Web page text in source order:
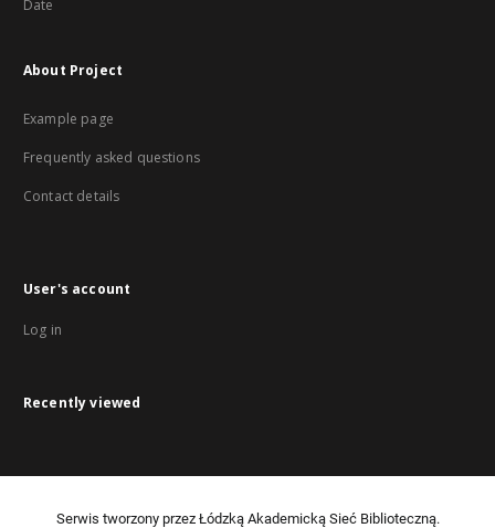
Date
About Project
Example page
Frequently asked questions
Contact details
User's account
Log in
Recently viewed
Serwis tworzony przez Łódzką Akademicką Sieć Biblioteczną.